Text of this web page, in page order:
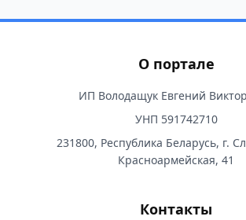
О портале
ИП Володащук Евгений
УНП 591742710
231800, Республика Беларусь, г.
Красноармейская, 41
Контакты